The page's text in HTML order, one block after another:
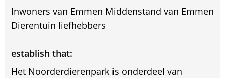
Inwoners van Emmen Middenstand van Emmen
Dierentuin liefhebbers
establish that:
Het Noorderdierenpark is onderdeel van